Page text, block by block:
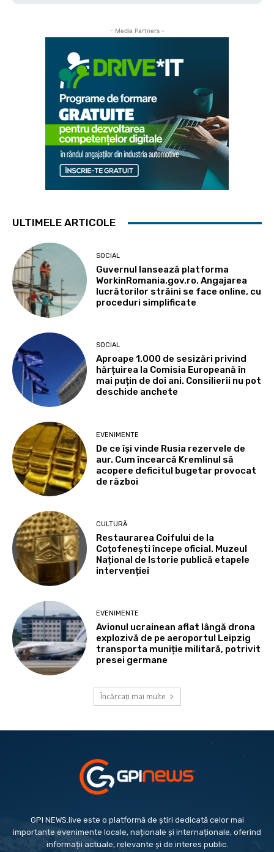
- Media Partners -
ULTIMELE ARTICOLE
SOCIAL
Guvernul lansează platforma
WorkinRomania.gov.ro. Angajarea
lucrătorilor străini se face online, cu
proceduri simplificate
SOCIAL
Aproape 1.000 de sesizări privind
hărțuirea la Comisia Europeană în
mai puțin de doi ani. Consilierii nu pot
deschide anchete
EVENIMENTE
De ce își vinde Rusia rezervele de
aur. Cum încearcă Kremlinul să
acopere deficitul bugetar provocat
de război
CULTURĂ
Restaurarea Coifului de la
Coțofenești începe oficial. Muzeul
Național de Istorie publică etapele
intervenției
EVENIMENTE
Avionul ucrainean aflat lângă drona
explozivă de pe aeroportul Leipzig
transporta muniție militară, potrivit
presei germane
Încărcați mai multe
GPI NEWS.live este o platformă de știri dedicată celor mai
importante evenimente locale, naționale și internaționale, oferind
informații actuale, relevante și de interes public.